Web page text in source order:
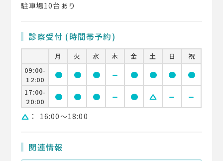
駐車場10台あり
診察受付 (時間帯予約)
月 火 水 木 金 土 日
祝
09:00-
12:00
circle circle circle remove circle circle circle circle
17:00-
20:00
circle circle circle remove circle change_history remove
remove
change_history ： 16:00〜18:00
関連情報